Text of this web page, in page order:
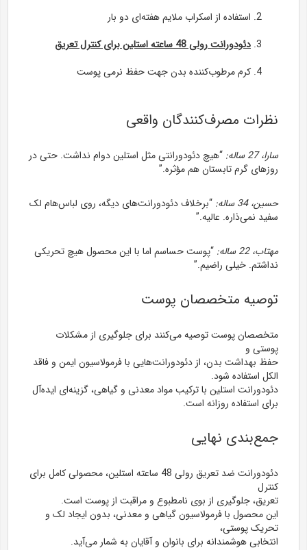
استفاده از اسکراب ملایم هفته‌ای دو بار
دئودورانت رولی 48 ساعته استلین برای کنترل تعریق
کرم مرطوب‌کننده بدن جهت حفظ نرمی پوست
نظرات مصرف‌کنندگان واقعی
سارا، 27 ساله:
“هیچ دئودورانتی مثل استلین دوام نداشت. حتی در
روزهای گرم تابستان هم مؤثره.”
حسین، 34 ساله:
“برخلاف دئودورانت‌های دیگه، روی لباس‌هام لک
سفید نمی‌ذاره. عالیه.”
مهتاب، 22 ساله:
“پوست حساسم اما با این محصول هیچ تحریکی
نداشتم. خیلی راضیم.”
توصیه متخصصان پوست
متخصصان پوست توصیه می‌کنند برای جلوگیری از مشکلات
پوستی و
حفظ بهداشت بدن، از دئودورانت‌هایی با فرمولاسیون ایمن و فاقد
الکل استفاده شود.
دئودورانت استلین با ترکیب مواد معدنی و گیاهی، گزینه‌ای ایده‌آل
برای استفاده روزانه است.
جمع‌بندی نهایی
دئودورانت ضد تعریق رولی 48 ساعته استلین، محصولی کامل برای
کنترل
تعریق، جلوگیری از بوی نامطبوع و مراقبت از پوستاست.
این محصول با فرمولاسیون گیاهی و معدنی، بدون ایجاد لک و
تحریک پوستی،
انتخابی هوشمندانه برای بانوان و آقایان به شمار می‌آید.